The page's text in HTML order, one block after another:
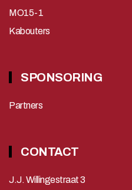
MO15-1
Kabouters
SPONSORING
Partners
CONTACT
J.J. Willingestraat 3